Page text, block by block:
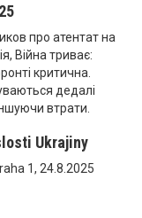
про атентат на
Війна триває:
критична.
дедалі
втрати.
Ukrajiny
1, 24.8.2025